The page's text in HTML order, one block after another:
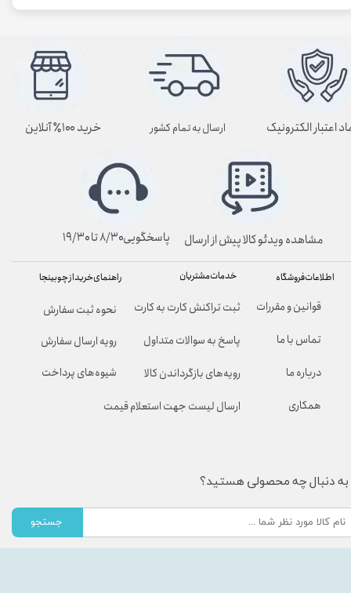
راهنمای خرید از چوبینجا
نحوه ثبت سفارش
رویه ارسال سفارش
شیوه‌های پرداخت
خدمات مشتریان
ثبت تراکنش کارت به کارت
پاسخ به سوالات متداول
رویه‌های بازگرداندن کالا
ارسال لیست جهت استعلام قیمت
اطلاعات فروشگاه
قوانین و مقررات
تماس با ما
درباره ما
همکاری
به دنبال چه محصولی هستید؟
جستجو
ارسال به تمام کشور
پاسخگویی۸/۳۰ تا ۱۹/۳۰
اعتبار الکترونیک خرید ۱۰۰٪ آنلاین
مشاهده ویدئو کالا پیش از ارسال